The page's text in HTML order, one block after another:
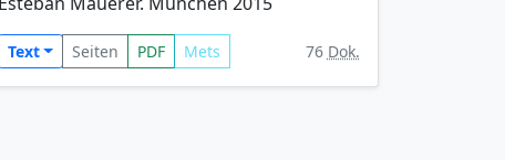
Text Seiten PDF Mets 76 Dok.